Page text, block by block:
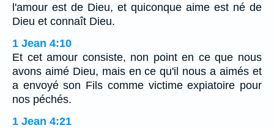
l'amour est de Dieu, et quiconque aime est né de
Dieu et connaît Dieu.
1 Jean 4:10
Et cet amour consiste, non point en ce que nous
avons aimé Dieu, mais en ce qu'il nous a aimés et
a envoyé son Fils comme victime expiatoire pour
nos péchés.
1 Jean 4:21